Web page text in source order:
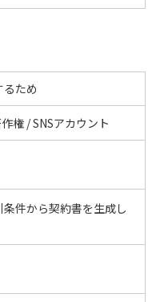
ため
権 / SNSアカウント
件から契約書を生成し